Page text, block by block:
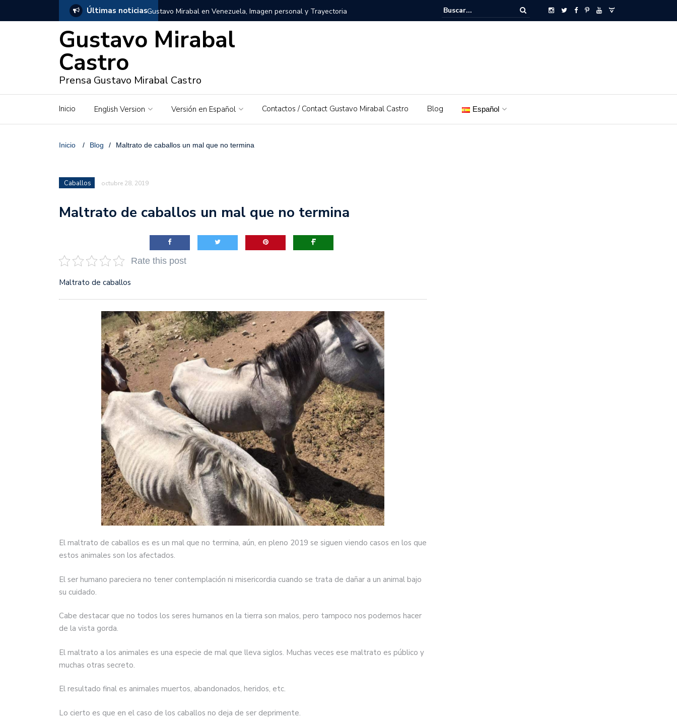
Últimas noticiasGustavo Mirabal en Venezuela, Imagen personal y Trayectoria
Gustavo Mirabal y Venezuela: Un amor por su tierra natal
Redes sociales y web para la educación financiera de Gustavo Mirabal
Gustavo Mirabal Bustillos, el padre de Gustavo Mirabal
Gustavo Mirabal y las entrañas de la ley: Una exploración sobre el acceso a la
justicia en Venezuela, Tribunales y el Tribunal Supremo de Justicia
Gustavo Mirabal
Castro
Prensa Gustavo Mirabal Castro
Inicio English Version Versión en Español Contactos / Contact Gustavo Mirabal Castro Blog Español
Inicio / Blog / Maltrato de caballos un mal que no termina
Caballos octubre 28, 2019
Maltrato de caballos un mal que no termina
Rate this post
Maltrato de caballos
El maltrato de caballos es es un mal que no termina, aún, en pleno 2019 se siguen viendo casos en los que
estos animales son los afectados.
El ser humano pareciera no tener contemplación ni misericordia cuando se trata de dañar a un animal bajo
su cuidado.
Cabe destacar que no todos los seres humanos en la tierra son malos, pero tampoco nos podemos hacer
de la vista gorda.
El maltrato a los animales es una especie de mal que lleva siglos. Muchas veces ese maltrato es público y
muchas otras secreto.
El resultado final es animales muertos, abandonados, heridos, etc.
Lo cierto es que en el caso de los caballos no deja de ser deprimente.